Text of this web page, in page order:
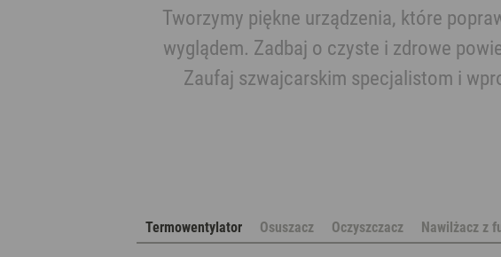
Tworzymy piękne urządzenia, które
wyglądem. Zadbaj o czyste i zdrowe
Zaufaj szwajcarskim specjalistom i
Termowentylator Osuszacz Oczyszczacz Nawilżacz z